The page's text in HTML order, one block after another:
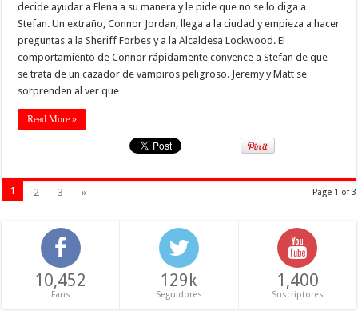
decide ayudar a Elena a su manera y le pide que no se lo diga a
Stefan. Un extraño, Connor Jordan, llega a la ciudad y empieza a hacer
preguntas a la Sheriff Forbes y a la Alcaldesa Lockwood. El
comportamiento de Connor rápidamente convence a Stefan de que
se trata de un cazador de vampiros peligroso. Jeremy y Matt se
sorprenden al ver que …
Read More »
Page 1 of 3
1 2 3 »
10,452
Fans
129k
Seguidores
1,400
Suscriptores